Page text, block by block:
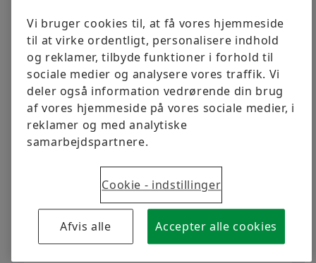
Quality
Supplier Programs
Supplier information management
Beregning & rådgivning
Bestil nu
Glidelejer
Radialkuglelejer
Radialrullelejer
Other rolling bearings
Radial insert ball bearings and
housing units
Lejehuse
Vi bruger cookies til, at få vores hjemmeside
til at virke ordentligt, personalisere indhold
og reklamer, tilbyde funktioner i forhold til
sociale medier og analysere vores traffik. Vi
deler også information vedrørende din brug
af vores hjemmeside på vores sociale medier, i
reklamer og med analytiske
samarbejdspartnere.
Cookie - indstillinger
Afvis alle Accepter alle cookies